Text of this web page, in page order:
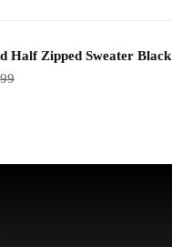
Half Zipped Sweater Black